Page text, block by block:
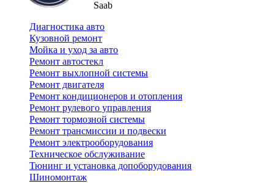
Saab
Диагностика авто
Кузовной ремонт
Мойка и уход за авто
Ремонт автостекл
Ремонт выхлопной системы
Ремонт двигателя
Ремонт кондиционеров и отопления
Ремонт рулевого управления
Ремонт тормозной системы
Ремонт трансмиссии и подвески
Ремонт электрооборудования
Техническое обслуживание
Тюнинг и установка допоборудования
Шиномонтаж